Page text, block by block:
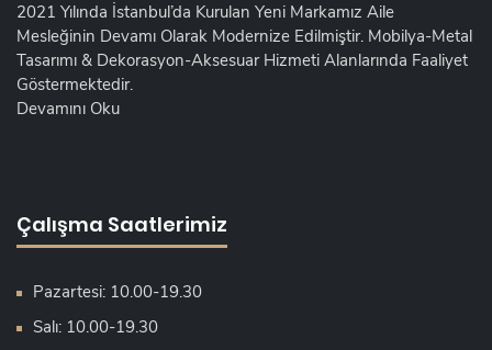
2021 Yılında İstanbul’da Kurulan Yeni Markamız Aile
Mesleğinin Devamı Olarak Modernize Edilmiştir. Mobilya-Metal
Tasarımı & Dekorasyon-Aksesuar Hizmeti Alanlarında Faaliyet
Göstermektedir.
Devamını Oku
Çalışma Saatlerimiz
Pazartesi: 10.00-19.30
Salı: 10.00-19.30